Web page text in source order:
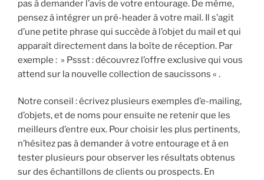
pas à demander l’avis de votre entourage. De même,
pensez à intégrer un pré-header à votre mail. Il s’agit
d’une petite phrase qui succède à l’objet du mail et qui
apparaît directement dans la boîte de réception. Par
exemple : » Pssst : découvrez l’offre exclusive qui vous
attend sur la nouvelle collection de saucissons « .
Notre conseil : écrivez plusieurs exemples d’e-mailing,
d’objets, et de noms pour ensuite ne retenir que les
meilleurs d’entre eux. Pour choisir les plus pertinents,
n’hésitez pas à demander à votre entourage et à en
tester plusieurs pour observer les résultats obtenus
sur des échantillons de clients ou prospects. En